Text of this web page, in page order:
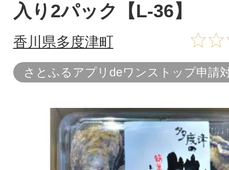
入り2パック【L-36】
香川県多度津町
さとふるアプリdeワンストップ申請